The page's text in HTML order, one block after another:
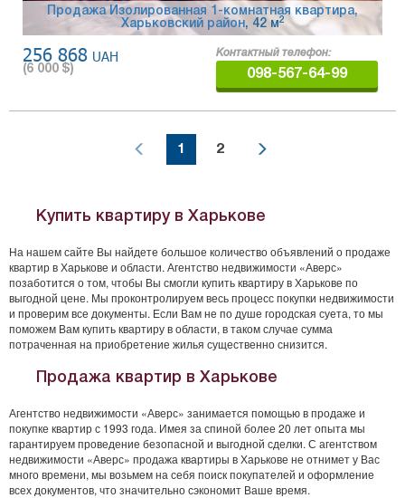
Продажа Изолированная 1-комнатная квартира,
Харьковский район, 42 м2
256 868 UAH
(6 000 $)
Контактный телефон:
098-567-64-99
1 2
Купить квартиру в Харькове
На нашем сайте Вы найдете большое количество объявлений о продаже
квартир в Харькове и области. Агентство недвижимости «Аверс»
позаботится о том, чтобы Вы смогли купить квартиру в Харькове по
выгодной цене. Мы проконтролируем весь процесс покупки недвижимости
и проверим все документы. Если Вам не по душе городская суета, то мы
поможем Вам купить квартиру в области, в таком случае сумма
потраченная на приобретение жилья существенно снизится.
Продажа квартир в Харькове
Агентство недвижимости «Аверс» занимается помощью в продаже и
покупке квартир с 1993 года. Имея за спиной более 20 лет опыта мы
гарантируем проведение безопасной и выгодной сделки. С агентством
недвижимости «Аверс» продажа квартиры в Харькове не отнимет у Вас
много времени, мы возьмем на себя поиск покупателей и оформление
всех документов, что значительно сэкономит Ваше время.